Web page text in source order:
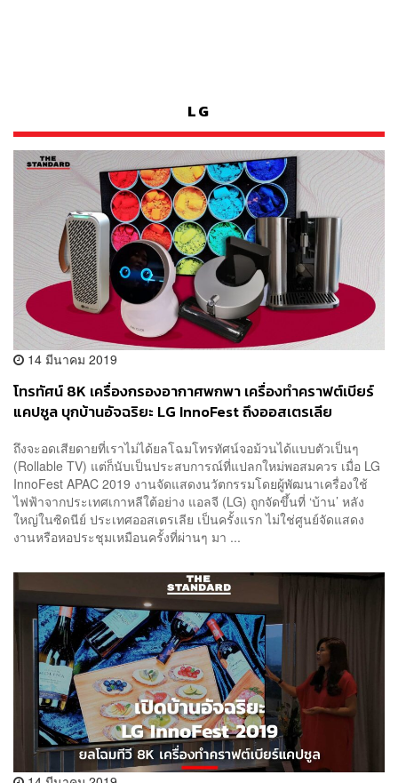
LG
14 มีนาคม 2019
โทรทัศน์ 8K เครื่องกรองอากาศพกพา เครื่องทำคราฟต์เบียร์
แคปซูล บุกบ้านอัจฉริยะ LG InnoFest ถึงออสเตรเลีย
ถึงจะอดเสียดายที่เราไม่ได้ยลโฉมโทรทัศน์จอม้วนได้แบบตัวเป็นๆ
(Rollable TV) แต่ก็นับเป็นประสบการณ์ที่แปลกใหม่พอสมควร เมื่อ LG
InnoFest APAC 2019 งานจัดแสดงนวัตกรรมโดยผู้พัฒนาเครื่องใช้
ไฟฟ้าจากประเทศเกาหลีใต้อย่าง แอลจี (LG) ถูกจัดขึ้นที่ ‘บ้าน’ หลัง
ใหญ่ในซิดนีย์ ประเทศออสเตรเลีย เป็นครั้งแรก ไม่ใช่ศูนย์จัดแสดง
งานหรือหอประชุมเหมือนครั้งที่ผ่านๆ มา ...